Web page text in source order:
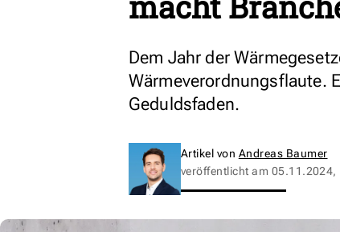
Dem Jahr der
Wärmeverordnungsflaute.
Geduldsfaden.
Artikel von Andreas Baumer
veröffentlicht am 05.11.2024,